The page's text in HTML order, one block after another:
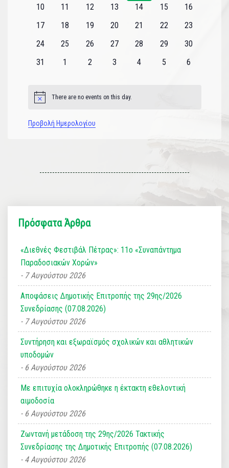
0
10
0
11
0
12
0
13
0
14
0
15
0
16
0
17
0
18
0
19
0
20
0
21
0
22
0
23
0
24
0
25
0
26
0
27
0
28
0
29
0
30
0
31
0
1
0
2
0
3
0
4
0
5
0
6
Notice There are no events on this day.
Προβολή Ημερολογίου
Πρόσφατα Άρθρα
«Διεθνές Φεστιβάλ Πέτρας»: 11ο «Συναπάντημα
Παραδοσιακών Χορών»
7 Αυγούστου 2026
Αποφάσεις Δημοτικής Επιτροπής της 29ης/2026
Συνεδρίασης (07.08.2026)
7 Αυγούστου 2026
Συντήρηση και εξωραϊσμός σχολικών και αθλητικών
υποδομών
6 Αυγούστου 2026
Με επιτυχία ολοκληρώθηκε η έκτακτη εθελοντική
αιμοδοσία
6 Αυγούστου 2026
Ζωντανή μετάδοση της 29ης/2026 Τακτικής
Συνεδρίασης της Δημοτικής Επιτροπής (07.08.2026)
4 Αυγούστου 2026